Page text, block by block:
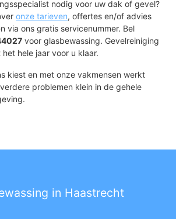
nodig voor uw dak of gevel?
onze tarieven, offertes en/of advies
via ons gratis servicenummer. Bel
voor glasbewassing. Gevelreiniging
hele jaar voor u klaar.
kiest en met onze vakmensen werkt
problemen klein in de gehele
in Haastrecht